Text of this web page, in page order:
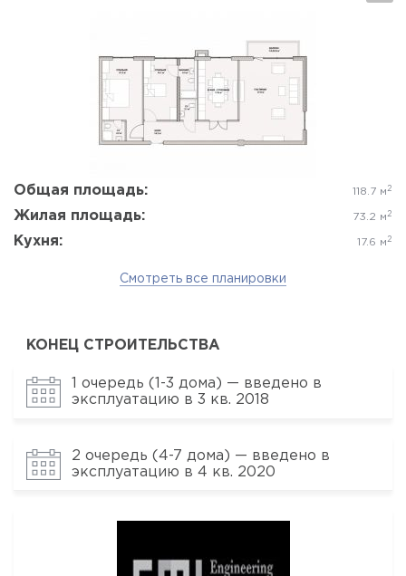
Общая площадь: 118.7 м 2
Жилая площадь: 73.2 м 2
Кухня: 17.6 м 2
Да, удалить Отмена
Смотреть все планировки
КОНЕЦ СТРОИТЕЛЬСТВА
1 очередь (1-3 дома) — введено в
эксплуатацию в 3 кв. 2018
2 очередь (4-7 дома) — введено в
эксплуатацию в 4 кв. 2020